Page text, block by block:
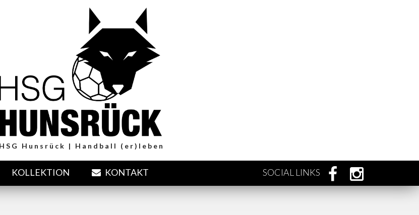
HSG Hunsrück | Handball (er)leben
KOLLEKTION KONTAKT SOCIAL LINKS